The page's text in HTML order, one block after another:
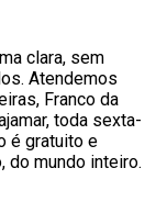
clara, sem
Atendemos
Franco da
toda sexta-
é gratuito e
do mundo inteiro.